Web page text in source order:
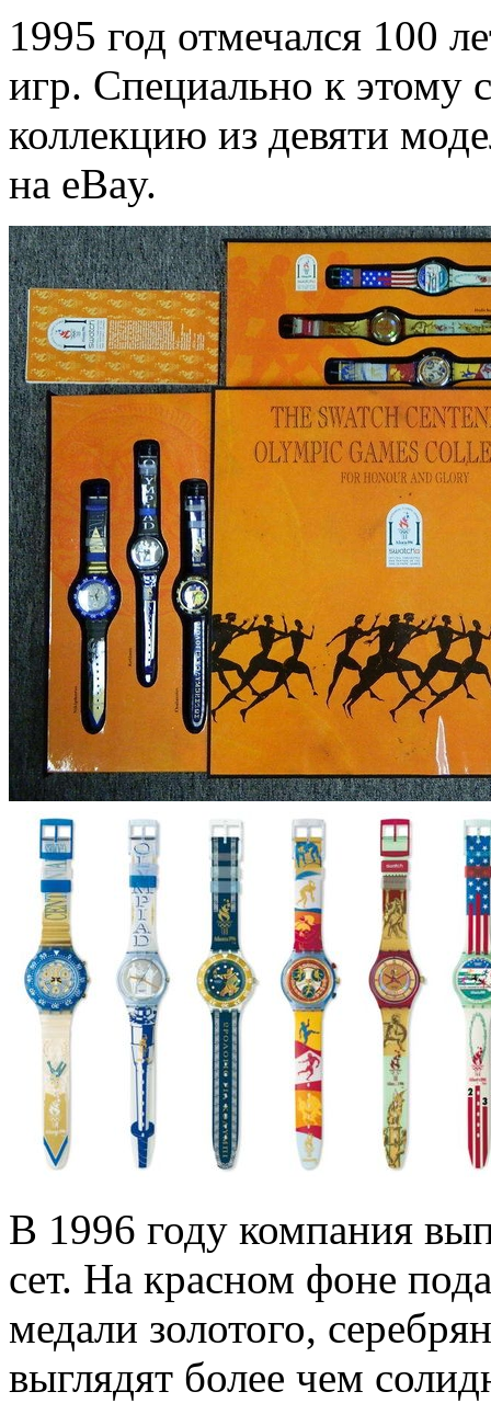
1995 год отмечался 100
игр. Специально к этому
коллекцию из девяти
на eBay.
В 1996 году компания
сет. На красном фоне
медали золотого,
выглядят более чем